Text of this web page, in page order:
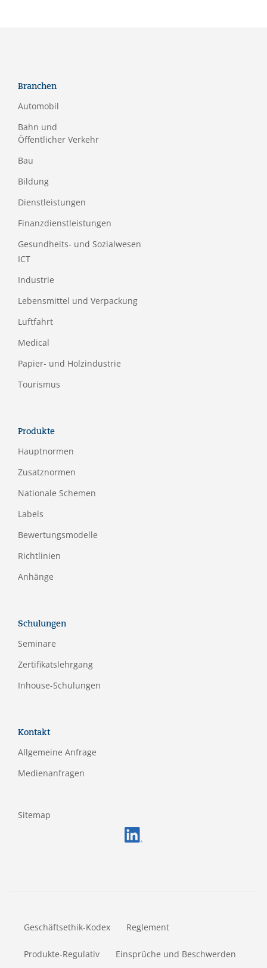
Branchen
Automobil
Bahn und
Öffentlicher Verkehr
Bau
Bildung
Dienstleistungen
Finanzdienstleistungen
Gesundheits- und Sozialwesen
ICT
Industrie
Lebensmittel und Verpackung
Luftfahrt
Medical
Papier- und Holzindustrie
Tourismus
Produkte
Hauptnormen
Zusatznormen
Nationale Schemen
Labels
Bewertungsmodelle
Richtlinien
Anhänge
Schulungen
Seminare
Zertifikatslehrgang
Inhouse-Schulungen
Kontakt
Allgemeine Anfrage
Medienanfragen
Sitemap
Geschäftsethik-Kodex Reglement
Produkte-Regulativ Einsprüche und Beschwerden